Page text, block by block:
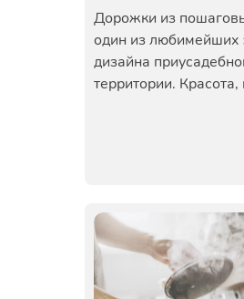
Дорожки из
один из любимейших
дизайна
территории. Красота,